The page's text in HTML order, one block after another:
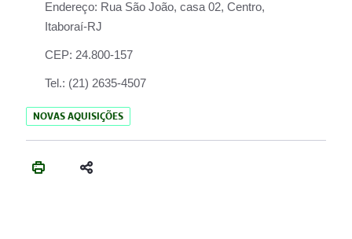
Endereço: Rua São João, casa 02, Centro,
Itaboraí-RJ
CEP: 24.800-157
Tel.: (21) 2635-4507
NOVAS AQUISIÇÕES